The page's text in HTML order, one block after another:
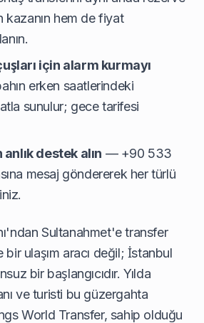
kazanın hem de fiyat
için alarm kurmayı
erken saatlerindeki
sunulur; gece tarifesi
destek alın — +90 533
mesaj göndererek her türlü
Sultanahmet'e transfer
ulaşım aracı değil; İstanbul
bir başlangıcıdır. Yılda
ve turisti bu güzergahta
World Transfer, sahip olduğu